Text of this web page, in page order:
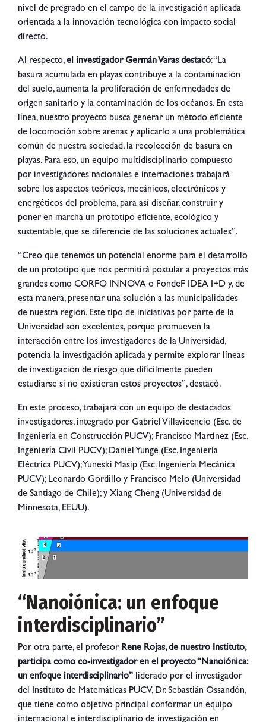
nivel de pregrado en el campo de la investigación aplicada
orientada a la innovación tecnológica con impacto social
directo.
Al respecto,el investigador Germán Varas destacó: “La
basura acumulada en playas contribuye a la contaminación
del suelo, aumenta la proliferación de enfermedades de
origen sanitario y la contaminación de los océanos. En esta
línea, nuestro proyecto busca generar un método eficiente
de locomoción sobre arenas y aplicarlo a una problemática
común de nuestra sociedad, la recolección de basura en
playas. Para eso, un equipo multidisciplinario compuesto
por investigadores nacionales e internaciones trabajará
sobre los aspectos teóricos, mecánicos, electrónicos y
energéticos del problema, para así diseñar, construir y
poner en marcha un prototipo eficiente, ecológico y
sustentable, que se diferencie de las soluciones actuales”.
“Creo que tenemos un potencial enorme para el desarrollo
de un prototipo que nos permitirá postular a proyectos más
grandes como CORFO INNOVA o FondeF IDEA I+D y, de
esta manera, presentar una solución a las municipalidades
de nuestra región. Este tipo de iniciativas por parte de la
Universidad son excelentes, porque promueven la
interacción entre los investigadores de la Universidad,
potencia la investigación aplicada y permite explorar líneas
de investigación de riesgo que difícilmente pueden
estudiarse si no existieran estos proyectos”, destacó.
En este proceso, trabajará con un equipo de destacados
investigadores, integrado por Gabriel Villavicencio (Esc. de
Ingeniería en Construcción PUCV); Francisco Martínez (Esc.
Ingeniería Civil PUCV); Daniel Yunge (Esc. Ingeniería
Eléctrica PUCV); Yuneski Masip (Esc. Ingeniería Mecánica
PUCV); Leonardo Gordillo y Francisco Melo (Universidad
de Santiago de Chile); y Xiang Cheng (Universidad de
Minnesota, EEUU).
“Nanoiónica: un enfoque
interdisciplinario”
Por otra parte, el profesor Rene Rojas, de nuestro Instituto,
participa como co-investigador en el proyecto “Nanoiónica:
un enfoque interdisciplinario” liderado por el investigador
del Instituto de Matemáticas PUCV, Dr. Sebastián Ossandón,
que tiene como objetivo principal conformar un equipo
internacional e interdisciplinario de investigación en